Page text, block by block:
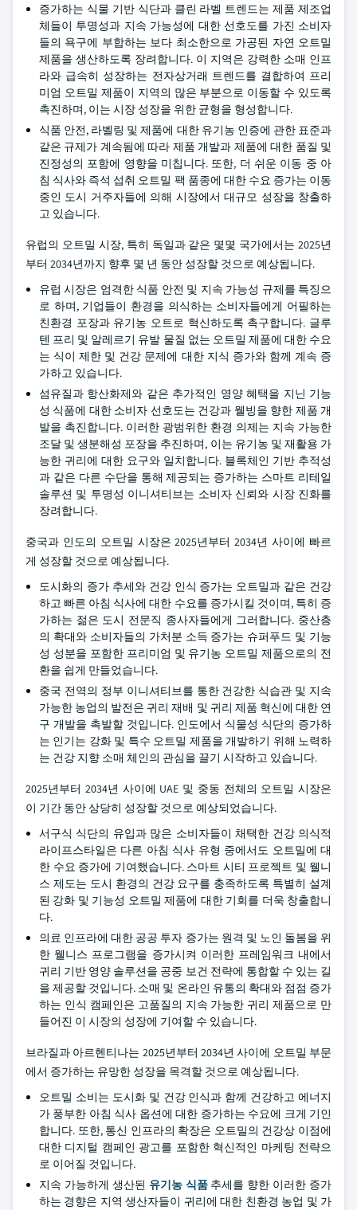
증가하는 식물 기반 식단과 클린 라벨 트렌드는 제품 제조업
체들이 투명성과 지속 가능성에 대한 선호도를 가진 소비자
들의 욕구에 부합하는 보다 최소한으로 가공된 자연 오트밀
제품을 생산하도록 장려합니다. 이 지역은 강력한 소매 인프
라와 급속히 성장하는 전자상거래 트렌드를 결합하여 프리
미엄 오트밀 제품이 지역의 많은 부분으로 이동할 수 있도록
촉진하며, 이는 시장 성장을 위한 균형을 형성합니다.
식품 안전, 라벨링 및 제품에 대한 유기농 인증에 관한 표준과
같은 규제가 계속됨에 따라 제품 개발과 제품에 대한 품질 및
진정성의 포함에 영향을 미칩니다. 또한, 더 쉬운 이동 중 아
침 식사와 즉석 섭취 오트밀 팩 품종에 대한 수요 증가는 이동
중인 도시 거주자들에 의해 시장에서 대규모 성장을 창출하
고 있습니다.
유럽의 오트밀 시장, 특히 독일과 같은 몇몇 국가에서는 2025년
부터 2034년까지 향후 몇 년 동안 성장할 것으로 예상됩니다.
유럽 시장은 엄격한 식품 안전 및 지속 가능성 규제를 특징으
로 하며, 기업들이 환경을 의식하는 소비자들에게 어필하는
친환경 포장과 유기농 오트로 혁신하도록 촉구합니다. 글루
텐 프리 및 알레르기 유발 물질 없는 오트밀 제품에 대한 수요
는 식이 제한 및 건강 문제에 대한 지식 증가와 함께 계속 증
가하고 있습니다.
섬유질과 항산화제와 같은 추가적인 영양 혜택을 지닌 기능
성 식품에 대한 소비자 선호도는 건강과 웰빙을 향한 제품 개
발을 촉진합니다. 이러한 광범위한 환경 의제는 지속 가능한
조달 및 생분해성 포장을 추진하며, 이는 유기농 및 재활용 가
능한 귀리에 대한 요구와 일치합니다. 블록체인 기반 추적성
과 같은 다른 수단을 통해 제공되는 증가하는 스마트 리테일
솔루션 및 투명성 이니셔티브는 소비자 신뢰와 시장 진화를
장려합니다.
중국과 인도의 오트밀 시장은 2025년부터 2034년 사이에 빠르
게 성장할 것으로 예상됩니다.
도시화의 증가 추세와 건강 인식 증가는 오트밀과 같은 건강
하고 빠른 아침 식사에 대한 수요를 증가시킬 것이며, 특히 증
가하는 젊은 도시 전문직 종사자들에게 그러합니다. 중산층
의 확대와 소비자들의 가처분 소득 증가는 슈퍼푸드 및 기능
성 성분을 포함한 프리미엄 및 유기농 오트밀 제품으로의 전
환을 쉽게 만들었습니다.
중국 전역의 정부 이니셔티브를 통한 건강한 식습관 및 지속
가능한 농업의 발전은 귀리 재배 및 귀리 제품 혁신에 대한 연
구 개발을 촉발할 것입니다. 인도에서 식물성 식단의 증가하
는 인기는 강화 및 특수 오트밀 제품을 개발하기 위해 노력하
는 건강 지향 소매 체인의 관심을 끌기 시작하고 있습니다.
2025년부터 2034년 사이에 UAE 및 중동 전체의 오트밀 시장은
이 기간 동안 상당히 성장할 것으로 예상되었습니다.
서구식 식단의 유입과 많은 소비자들이 채택한 건강 의식적
라이프스타일은 다른 아침 식사 유형 중에서도 오트밀에 대
한 수요 증가에 기여했습니다. 스마트 시티 프로젝트 및 웰니
스 제도는 도시 환경의 건강 요구를 충족하도록 특별히 설계
된 강화 및 기능성 오트밀 제품에 대한 기회를 더욱 창출합니
다.
의료 인프라에 대한 공공 투자 증가는 원격 및 노인 돌봄을 위
한 웰니스 프로그램을 증가시켜 이러한 프레임워크 내에서
귀리 기반 영양 솔루션을 공중 보건 전략에 통합할 수 있는 길
을 제공할 것입니다. 소매 및 온라인 유통의 확대와 점점 증가
하는 인식 캠페인은 고품질의 지속 가능한 귀리 제품으로 만
들어진 이 시장의 성장에 기여할 수 있습니다.
브라질과 아르헨티나는 2025년부터 2034년 사이에 오트밀 부문
에서 증가하는 유망한 성장을 목격할 것으로 예상됩니다.
오트밀 소비는 도시화 및 건강 인식과 함께 건강하고 에너지
가 풍부한 아침 식사 옵션에 대한 증가하는 수요에 크게 기인
합니다. 또한, 통신 인프라의 확장은 오트밀의 건강상 이점에
대한 디지털 캠페인 광고를 포함한 혁신적인 마케팅 전략으
로 이어질 것입니다.
지속 가능하게 생산된 유기농 식품추세를 향한 이러한 증가
하는 경향은 지역 생산자들이 귀리에 대한 친환경 농업 및 가